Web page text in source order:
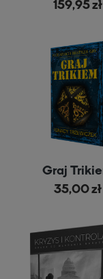
159,95 zł
Graj
35,00 zł